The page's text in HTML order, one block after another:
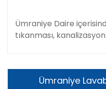
Ümraniye Daire
tıkanması,
Ümraniye